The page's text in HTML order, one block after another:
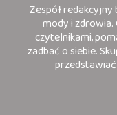
Zespół
mody i zdrowia.
czytelnikami,
zadbać o siebie.